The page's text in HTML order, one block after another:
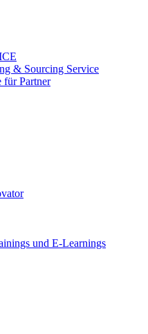
& Sourcing Service
für Partner
und E-Learnings